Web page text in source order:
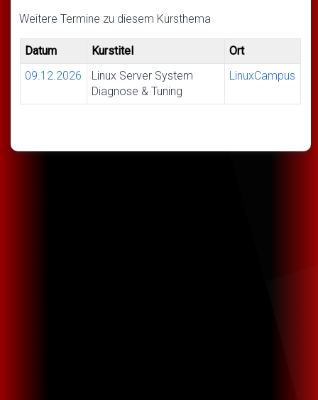
Weitere Termine zu diesem Kursthema
Datum Kurstitel
Ort
09.12.2026
Linux Server System
Diagnose & Tuning
LinuxCampus